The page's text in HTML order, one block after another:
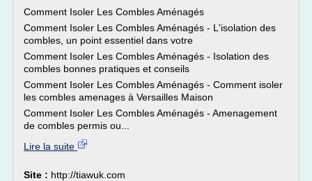
Comment Isoler Les Combles Aménagés
Comment Isoler Les Combles Aménagés - L'isolation des
combles, un point essentiel dans votre
Comment Isoler Les Combles Aménagés - Isolation des
combles bonnes pratiques et conseils
Comment Isoler Les Combles Aménagés - Comment isoler
les combles amenages à Versailles Maison
Comment Isoler Les Combles Aménagés - Amenagement
de combles permis ou...
Lire la suite
Site : http://tiawuk.com